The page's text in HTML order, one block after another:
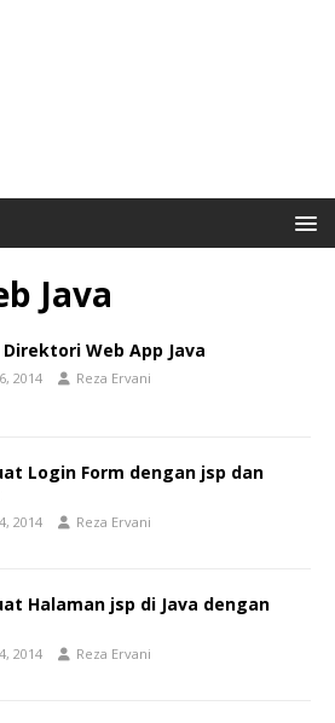
Java
Web App Java
2014 Reza Ervani
Login Form dengan jsp dan
2014 Reza Ervani
Halaman jsp di Java dengan
2014 Reza Ervani